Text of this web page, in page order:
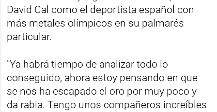
David Cal como el deportista español con
más metales olímpicos en su palmarés
particular.
"Ya habrá tiempo de analizar todo lo
conseguido, ahora estoy pensando en que
se nos ha escapado el oro por muy poco y
da rabia. Tengo unos compañeros increíbles